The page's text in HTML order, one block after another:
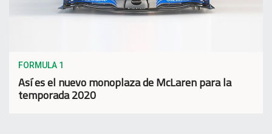
FORMULA 1
Así es el nuevo monoplaza de McLaren para la
temporada 2020